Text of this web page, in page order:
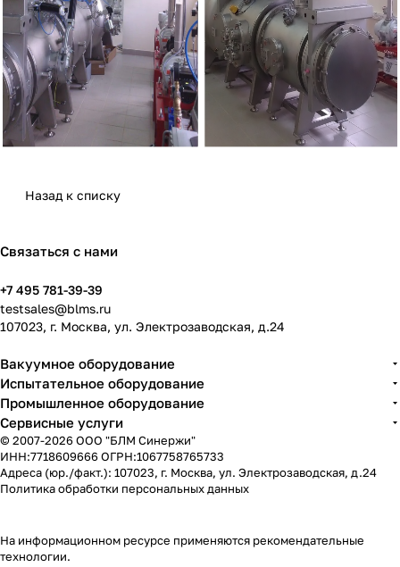
Назад к списку
Связаться с нами
+7 495 781-39-39
testsales@blms.ru
107023, г. Москва, ул. Электрозаводская, д.24
Вакуумное оборудование
Испытательное оборудование
Промышленное оборудование
Сервисные услуги
© 2007-2026 ООО "БЛМ Синержи"
ИНН:7718609666 ОГРН:1067758765733
Адреса (юр./факт.): 107023, г. Москва, ул. Электрозаводская, д.24
Политика обработки персональных данных
На информационном ресурсе применяются рекомендательные
технологии.